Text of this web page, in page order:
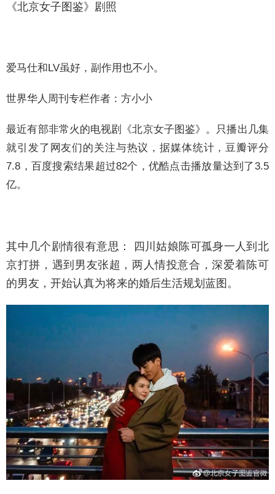
《北京女子图鉴》剧照
爱马仕和LV虽好，副作用也不小。
世界华人周刊专栏作者：方小小
最近有部非常火的电视剧《北京女子图鉴》。只播出几集
就引发了网友们的关注与热议，据媒体统计，豆瓣评分
7.8，百度搜索结果超过82个，优酷点击播放量达到了3.5
亿。
其中几个剧情很有意思： 四川姑娘陈可孤身一人到北
京打拼，遇到男友张超，两人情投意合，深爱着陈可
的男友，开始认真为将来的婚后生活规划蓝图。